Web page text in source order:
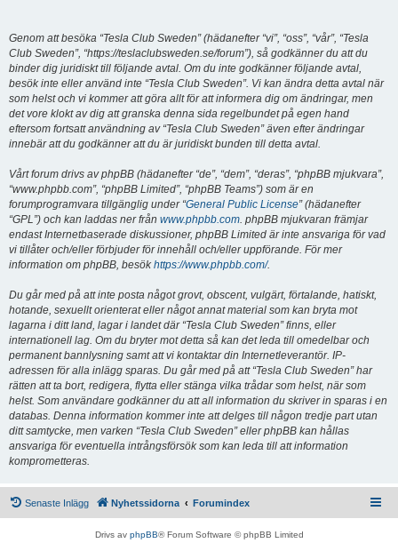
Genom att besöka “Tesla Club Sweden” (hädanefter “vi”, “oss”, “vår”, “Tesla
Club Sweden”, “https://teslaclubsweden.se/forum”), så godkänner du att du
binder dig juridiskt till följande avtal. Om du inte godkänner följande avtal,
besök inte eller använd inte “Tesla Club Sweden”. Vi kan ändra detta avtal när
som helst och vi kommer att göra allt för att informera dig om ändringar, men
det vore klokt av dig att granska denna sida regelbundet på egen hand
eftersom fortsatt användning av “Tesla Club Sweden” även efter ändringar
innebär att du godkänner att du är juridiskt bunden till detta avtal.
Vårt forum drivs av phpBB (hädanefter “de”, “dem”, “deras”, “phpBB mjukvara”,
“www.phpbb.com”, “phpBB Limited”, “phpBB Teams”) som är en
forumprogramvara tillgänglig under “General Public License” (hädanefter
“GPL”) och kan laddas ner från www.phpbb.com. phpBB mjukvaran främjar
endast Internetbaserade diskussioner, phpBB Limited är inte ansvariga för vad
vi tillåter och/eller förbjuder för innehåll och/eller uppförande. För mer
information om phpBB, besökhttps://www.phpbb.com/.
Du går med på att inte posta något grovt, obscent, vulgärt, förtalande, hatiskt,
hotande, sexuellt orienterat eller något annat material som kan bryta mot
lagarna i ditt land, lagar i landet där “Tesla Club Sweden” finns, eller
internationell lag. Om du bryter mot detta så kan det leda till omedelbar och
permanent bannlysning samt att vi kontaktar din Internetleverantör. IP-
adressen för alla inlägg sparas. Du går med på att “Tesla Club Sweden” har
rätten att ta bort, redigera, flytta eller stänga vilka trådar som helst, när som
helst. Som användare godkänner du att all information du skriver in sparas i en
databas. Denna information kommer inte att delges till någon tredje part utan
ditt samtycke, men varken “Tesla Club Sweden” eller phpBB kan hållas
ansvariga för eventuella intrångsförsök som kan leda till att information
komprometteras.
Senaste Inlägg Nyhetssidorna Forumindex
Drivs av phpBB® Forum Software © phpBB Limited